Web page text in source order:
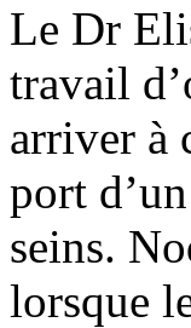
Le Dr
travail
arriver à
port
seins.
lorsque